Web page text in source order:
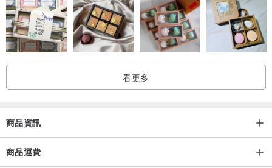
B 10.6mm/圍17.3cm
手圍可免費改小，或金屬隔珠增長☺️
本賣場攝影皆以🔅模擬自然光度🔅實物拍攝；一物一拍絕不隨機出貨
🚚。
——— 《水晶介紹》———
鋰雲母擁有板晶及鱗片狀結構，宛如魚鱗片有序排列，因此英名命名
看更多
商品資訊
商品運費